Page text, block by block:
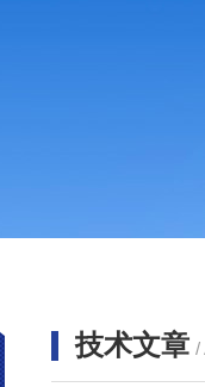
技术文章 /